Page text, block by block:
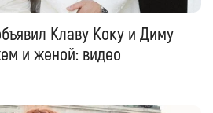
Клаву Коку и Диму
и женой: видео